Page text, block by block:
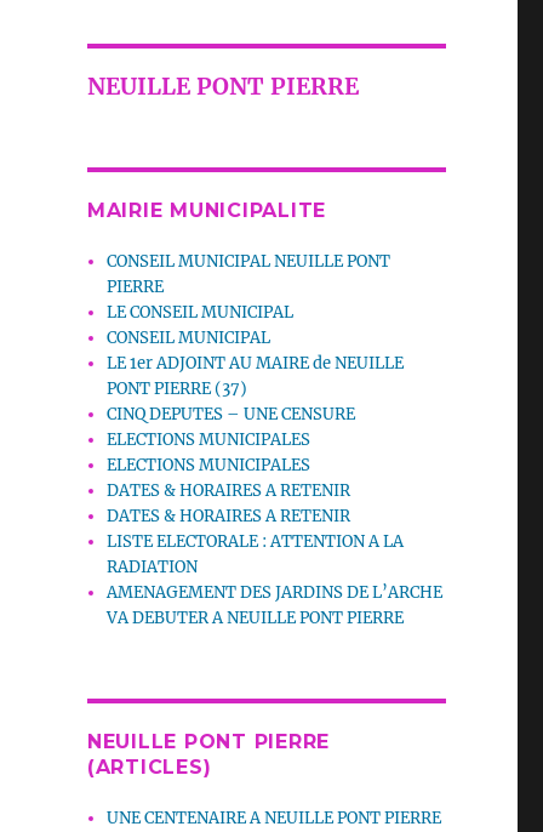
NEUILLE PONT PIERRE
MAIRIE MUNICIPALITE
CONSEIL MUNICIPAL NEUILLE PONT
PIERRE
LE CONSEIL MUNICIPAL
CONSEIL MUNICIPAL
LE 1er ADJOINT AU MAIRE de NEUILLE
PONT PIERRE (37)
CINQ DEPUTES – UNE CENSURE
ELECTIONS MUNICIPALES
ELECTIONS MUNICIPALES
DATES & HORAIRES A RETENIR
DATES & HORAIRES A RETENIR
LISTE ELECTORALE : ATTENTION A LA
RADIATION
AMENAGEMENT DES JARDINS DE L’ARCHE
VA DEBUTER A NEUILLE PONT PIERRE
NEUILLE PONT PIERRE
(ARTICLES)
UNE CENTENAIRE A NEUILLE PONT PIERRE